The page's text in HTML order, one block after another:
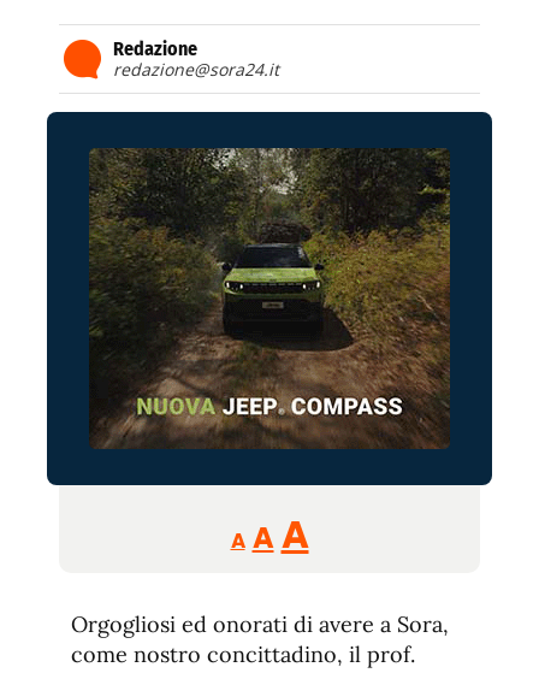
Redazione
redazione@sora24.it
A
Reducir
tamaño
A Restablecer
de
fuente
AAumentar
de
Orgogliosi ed onorati di avere a Sora,
come nostro concittadino, il prof.